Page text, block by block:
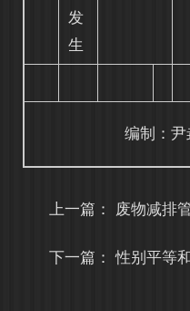
发
生
编制：尹
上一篇： 废物减排
下一篇：性别平等